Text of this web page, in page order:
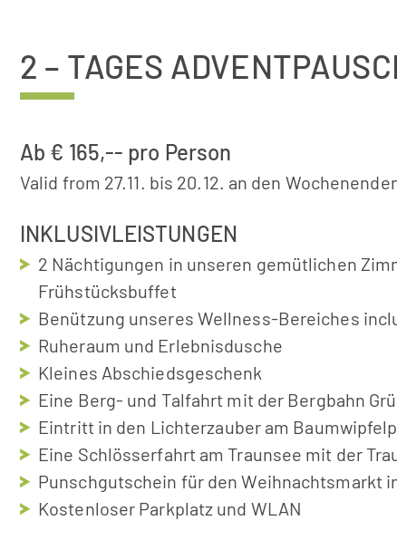
2 – TAGES
Ab € 165,-- pro Person
Valid from 27.11. bis 20.12. an den
INKLUSIVLEISTUNGEN
2 Nächtigungen in unseren gemütlichen
Frühstücksbuffet
Benützung unseres Wellness-Bereiches
Ruheraum und Erlebnisdusche
Kleines Abschiedsgeschenk
Eine Berg- und Talfahrt mit der Bergbahn
Eintritt in den Lichterzauber am
Eine Schlösserfahrt am Traunsee mit der
Punschgutschein für den Weihnachtsmarkt
Kostenloser Parkplatz und WLAN